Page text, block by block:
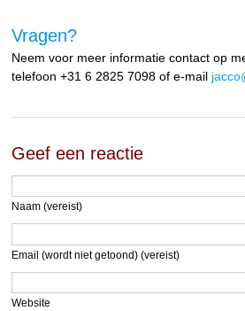
Vragen?
Neem voor meer informatie contact op
telefoon +31 6 2825 7098 of e-mail
Geef een reactie
Naam (vereist)
Email (wordt niet getoond) (vereist)
Website